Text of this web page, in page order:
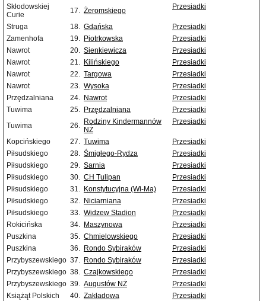
Skłodowskiej
Curie
17. Żeromskiego Przesiadki
Struga 18. Gdańska
Przesiadki
Zamenhofa
19. Piotrkowska
Przesiadki
Nawrot
20. Sienkiewicza
Przesiadki
Nawrot
21. Kilińskiego
Przesiadki
Nawrot
22. Targowa
Przesiadki
Nawrot
23. Wysoka
Przesiadki
Przędzalniana
24. Nawrot
Przesiadki
Tuwima
25. Przędzalniana
Przesiadki
Tuwima
26. Rodziny Kindermannów
NŻ
Przesiadki
Kopcińskiego 27. Tuwima
Przesiadki
Piłsudskiego
28. Śmigłego-Rydza
Przesiadki
Piłsudskiego
29. Sarnia
Przesiadki
Piłsudskiego
30. CH Tulipan
Przesiadki
Piłsudskiego
31. Konstytucyjna (Wi-Ma)
Przesiadki
Piłsudskiego
32. Niciarniana
Przesiadki
Piłsudskiego
33. Widzew Stadion
Przesiadki
Rokicińska
34. Maszynowa
Przesiadki
Puszkina
35. Chmielowskiego
Przesiadki
Puszkina
36. Rondo Sybiraków
Przesiadki
Przybyszewskiego 37. Rondo Sybiraków
Przesiadki
Przybyszewskiego 38. Czajkowskiego
Przesiadki
Przybyszewskiego 39. Augustów NŻ
Przesiadki
Książąt Polskich
40. Zakładowa
Przesiadki